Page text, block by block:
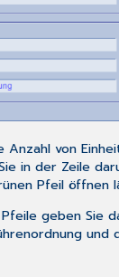
Anzahl von
in der Zeile
Pfeil öffnen
geben Sie
und